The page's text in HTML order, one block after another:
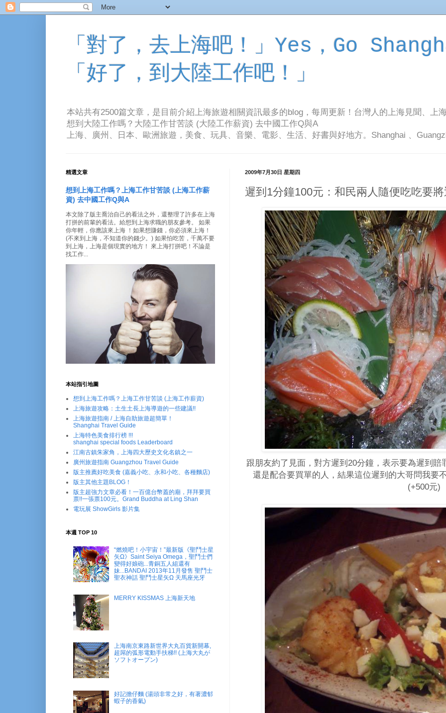
「對了，去上海吧！」Yes，Go
「好了，到大陸工作吧！」
本站共有2500篇文章，是目前介紹上海旅遊相關資訊最多的blog，每周更新！台灣人的上海見聞、上
想到大陸工作嗎？大陸工作甘苦談 (大陸工作薪資) 去中國工作Q與A
上海、廣州、日本、歐洲旅遊，美食、玩具、音樂、電影、生活、好書與好地方。Shanghai 、
2009年7月30日 星期四
遲到1分鐘100元：和民兩人隨便吃吃要
跟朋友約了見面，對方遲到20分鐘，表示要為遲到
還是配合要買單的人，結果這位遲到的大哥問我要
(+500元)
精選文章
想到上海工作嗎？上海工作甘苦談 (上海工作薪
資) 去中國工作Q與A
本文除了版主喬治自己的看法之外，還整理了許多在上海
打拼的前輩的看法。給想到上海求職的朋友參考。 如果
你年輕，你應該來上海 ！如果想賺錢，你必須來上海！
(不來到上海，不知道你的錢少。) 如果怕吃苦，千萬不要
到上海，上海是個現實的地方！ 來上海打拼吧！不論是
找工作...
本站指引地圖
想到上海工作嗎？上海工作甘苦談 (上海工作薪資)
上海旅遊攻略：土生土長上海導遊的一些建議!!
上海旅遊指南 / 上海自助旅遊超簡單！
Shanghai Travel Guide
上海特色美食排行榜 !!!
shanghai special foods Leaderboard
江南古鎮朱家角，上海四大歷史文化名鎮之一
廣州旅遊指南 Guangzhou Travel Guide
版主推薦好吃美食 (嘉義小吃、永和小吃、各種麵店)
版主其他主題BLOG！
版主超強力文章必看！一百億台幣蓋的廟，拜拜要買
票!!一張票100元。Grand Buddha at Ling Shan
電玩展 ShowGirls 影片集
本週 TOP 10
“燃燒吧！小宇宙！”最新版《聖鬥士星
矢Ω》Saint Seiya Omega，聖鬥士們
變得好娘砲...青銅五人組還有
妹...BANDAI 2013年11月發售 聖鬥士
聖衣神話 聖鬥士星矢Ω 天馬座光牙
MERRY KISSMAS 上海新天地
上海南京東路新世界大丸百貨新開幕,
超屌的弧形電動手扶梯!! (上海大丸が
ソフトオープン)
好記擔仔麵 (湯頭非常之好，有著濃郁
蝦子的香氣)